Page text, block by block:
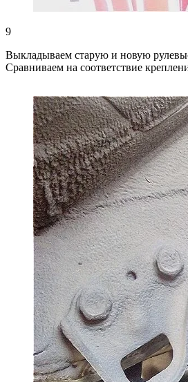
9
Выкладываем старую и новую
Сравниваем на соответствие